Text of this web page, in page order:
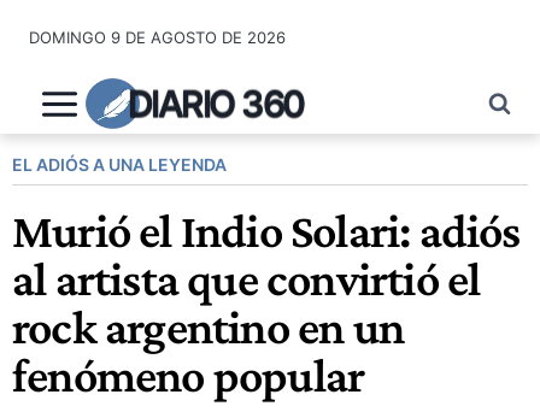
contenido
DOMINGO 9 DE AGOSTO DE 2026
DIARIO 360
EL ADIÓS A UNA LEYENDA
Murió el Indio Solari: adiós
al artista que convirtió el
rock argentino en un
fenómeno popular